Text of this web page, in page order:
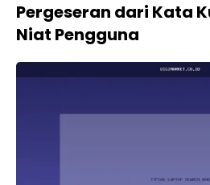
Pergeseran dari Kata
Niat Pengguna